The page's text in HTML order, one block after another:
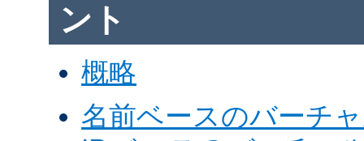
ント
概略
名前ベースのバーチ